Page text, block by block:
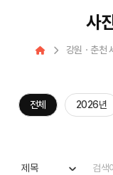
사
강원ㆍ춘천
전체 2026년
제목